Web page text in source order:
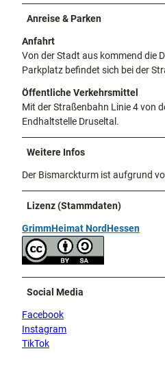
Anreise & Parken
Anfahrt
Von der Stadt aus kommend die
Parkplatz befindet sich bei der
Öffentliche Verkehrsmittel
Mit der Straßenbahn Linie 4 von
Endhaltstelle Druseltal.
Weitere Infos
Der Bismarckturm ist aufgrund
Lizenz (Stammdaten)
GrimmHeimat NordHessen
Social Media
Facebook
Instagram
TikTok